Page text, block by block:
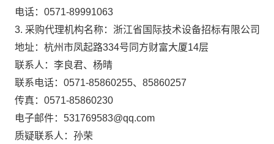
电话：0571-89991063
3. 采购代理机构名称：浙江省国际技术设备招标有限公司
地址：杭州市凤起路334号同方财富大厦14层
联系人：李良君、杨晴
联系电话：0571-85860255、85860257
传真：0571-85860230
电子邮件： 531769583@qq.com
质疑联系人：孙荣